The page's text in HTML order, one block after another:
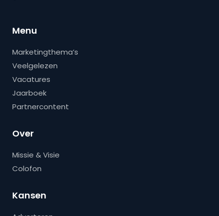
Menu
Marketingthema’s
Veelgelezen
Vacatures
Jaarboek
Partnercontent
Over
Missie & Visie
Colofon
Kansen